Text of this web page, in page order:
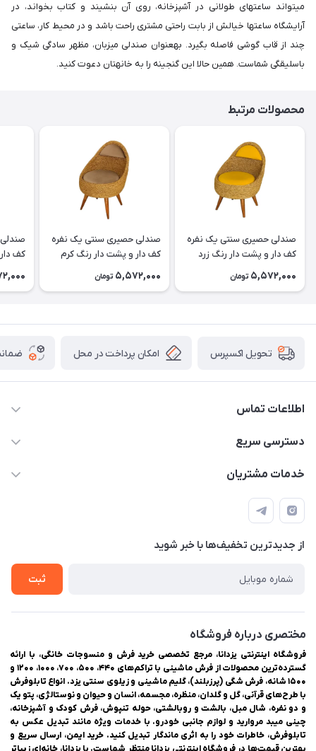
میتواند ساعتهای طولانی در آشپزخانه، روی آن بنشیند و کتاب بخواند، در
آرایشگاه ساعتها خیالش از بابت راحتی مشتری راحت باشد و در محیط کار، ساعتی
چند از قاب گوشی فاصله بگیرد. بهعنوان صندلی میزبان، مظهر سادگی شیک و
باسلیقگی شماست. همین حالا این گنجینه را به خانهتان دعوت کنید.
محصولات مرتبط
صندلی حصیری سنتی یک نفره
کف دار و پشت دار رنگ زرد
5,572,000 تومان
صندلی حصیری سنتی یک نفره
کف دار و پشت دار رنگ کرم
5,572,000 تومان
کف
تحویل اکسپرس امکان پرداخت در محل
اطلاعات تماس
03538252575
اینترنتی یزدانا
دسترسی سریع
حساب کاربری
لیست محصولات
درباره ما
خدمات مشتریان
راهنمای ثبت سفارش
حریم خصوصی
سوالات متداول
از جدید‌ترین تخفیف‌ها با‌ خبر شوید
ثبت
مختصری درباره فروشگاه
فروشگاه اینترنتی یزدانا، مرجع تخصصی خرید فرش و منسوجات خانگی، با ارائه
گسترده‌ترین محصولات از فرش ماشینی با تراکم‌های ۴۴۰، ۵۰۰، ۷۰۰، ۱۰۰۰، ۱۲۰۰ و
۱۵۰۰ شانه، فرش شگی (پرزبلند)، گلیم ماشینی و زیلوی سنتی یزد. انواع تابلوفرش
با طرح‌های قرآنی، گل و گلدان، منظره، مجسمه، انسان و حیوان و نوستالژی، پتو یک
و دو نفره، شال مبل، بالشت و روبالشتی، حوله تنپوش، فرش کودک و آشپزخانه،
چینی میبد مروارید و لوازم جانبی خودرو. با خدمات ویژه مانند تبدیل عکس به
تابلوفرش، خاطرات خود را به اثری ماندگار تبدیل کنید. خرید ایمن، ارسال سریع و